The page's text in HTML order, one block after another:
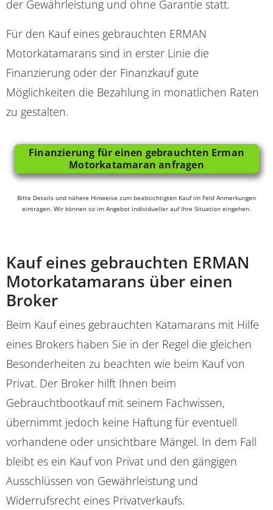
der Gewährleistung und ohne Garantie statt.
Für den Kauf eines gebrauchten ERMAN
Motorkatamarans sind in erster Linie die
Finanzierung oder der Finanzkauf gute
Möglichkeiten die Bezahlung in monatlichen Raten
zu gestalten.
Finanzierung für einen gebrauchten Erman
Motorkatamaran anfragen
Bitte Details und nähere Hinweise zum beabsichtigten Kauf im Feld Anmerkungen
eintragen. Wir können so im Angebot individueller auf Ihre Situation eingehen.
Kauf eines gebrauchten ERMAN
Motorkatamarans über einen
Broker
Beim Kauf eines gebrauchten Katamarans mit Hilfe
eines Brokers haben Sie in der Regel die gleichen
Besonderheiten zu beachten wie beim Kauf von
Privat. Der Broker hilft Ihnen beim
Gebrauchtbootkauf mit seinem Fachwissen,
übernimmt jedoch keine Haftung für eventuell
vorhandene oder unsichtbare Mängel. In dem Fall
bleibt es ein Kauf von Privat und den gängigen
Ausschlüssen von Gewährleistung und
Widerrufsrecht eines Privatverkaufs.